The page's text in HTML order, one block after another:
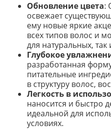
Обновление цвета:
освежает
ему новые яркие
всех типов волос и
для натуральных,
Глубокое
разработанная
питательные
в структуру волос,
Легкость в
наносится и быстро
идеальной для
условиях.